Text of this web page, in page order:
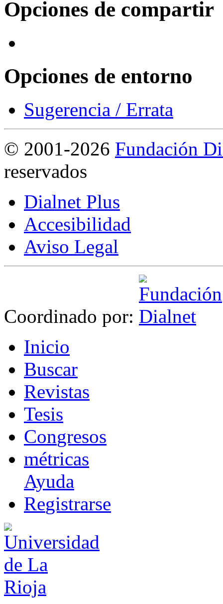
Opciones de compartir
Opciones de entorno
Sugerencia / Errata
© 2001-2026 Fundación
reservados
Dialnet Plus
Accesibilidad
Aviso Legal
Coordinado por:
Inicio
Buscar
Revistas
Tesis
Congresos
métricas
Ayuda
Registrarse